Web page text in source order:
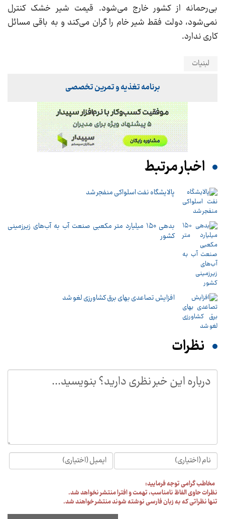
بی‌رحمانه از کشور خارج می‌شود. قیمت شیر خشک کنترل
نمی‌شود، دولت فقط شیر خام را گران می‌کند و به باقی مسائل
کاری ندارد.
لبنیات
برنامه تغذیه و تمرین تخصصی
اخبار مرتبط
پالایشگاه نفت اسلواکی منفجر شد
بدهی ۱۵۰ میلیارد متر مکعبی صنعت آب به آب‌های زیرزمینی
کشور
افزایش تصاعدی بهای برق کشاورزی لغو شد
نظرات
مخاطب گرامی توجه فرمایید:
نظرات حاوی الفاظ نامناسب، تهمت و افترا منتشر نخواهد شد.
تنها نظراتی که به زبان فارسی نوشته شوند منتشر خواهند شد.